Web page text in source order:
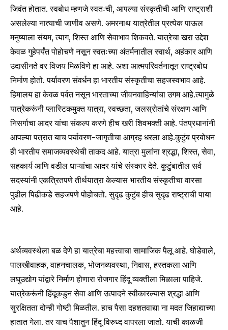
Join our community of
SUBSCRIBERS and be part of the
conversation.
safe with us.
SUBSCRIBE
जिवंत होतात. स्वबोध म्हणजे स्वतःची, आपल्या संस्कृतीची आणि राष्ट्राशी
असलेल्या नात्याची जाणीव असणे. अमरनाथ यात्रेतील प्रत्येक पाऊल
मनुष्याला संयम, त्याग, शिस्त आणि सेवाभाव शिकवते. यात्रेचा खरा उद्देश
केवळ गुहेपर्यंत पोहोचणे नसून स्वतःच्या अंतर्मनातील स्वार्थ, अहंकार आणि
उदासीनते वर विजय मिळविणे हा आहे. अशा आत्मपरिवर्तनातून राष्ट्रबोध
निर्माण होतो. पर्यावरण संवर्धन हा भारतीय संस्कृतीचा सहजस्वभाव आहे.
हिमालय हा केवळ पर्वत नसून भारताच्या जीवनवाहिन्यांचा उगम आहे.त्यामुळे
यात्रेकरूंनी प्लास्टिकमुक्त यात्रा, स्वच्छता, जलस्रोतांचे संरक्षण आणि
निसर्गाचा आदर यांचा संकल्प करणे हीच खरी शिवभक्ती आहे. पंतप्रधानांनी
आपल्या पत्रात याच पर्यावरण-जागृतीचा आग्रह धरला आहे.कुटुंब प्रबोधन
ही भारतीय समाजव्यवस्थेची ताकद आहे. यात्रा मुलांना श्रद्धा, शिस्त, सेवा,
सहकार्य आणि वडील धाऱ्यांचा आदर यांचे संस्कार देते. कुटुंबातील सर्व
सदस्यांनी एकत्रितपणे तीर्थयात्रा केल्यास भारतीय संस्कृतीचा वारसा
पुढील पिढीकडे सहजपणे पोहोचतो. सुदृढ कुटुंब हीच सुदृढ राष्ट्राची पाया
आहे.
अर्थव्यवस्थेला बळ देणे हा यात्रेचा महत्त्वाचा सामाजिक पैलू आहे. घोडेवाले,
पालखीवाहक, वाहनचालक, भोजनव्यवस्था, निवास, हस्तकला आणि
लघुउद्योग यांद्वारे निर्माण होणारा रोजगार हिंदू व्यक्तीला मिळाला पाहिजे.
यात्रेकरूंनी हिंदूकडुन सेवा आणि उत्पादने स्वीकारल्यास श्रद्धा आणि
सुरक्षितता दोन्ही गोष्टी मिळतील. हाच पैसा दहशतवाद्या ना मदत जिहाद्याच्या
हातात गेला. तर याच पैशातुन हिंदू विरुध्द वापरला जातो. याची काळजी